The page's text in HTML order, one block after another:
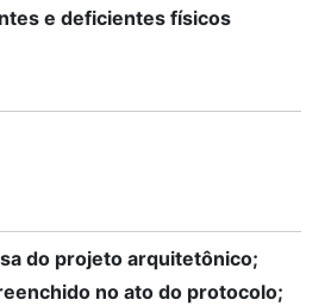
e deficientes físicos
do projeto arquitetônico;
no ato do protocolo;